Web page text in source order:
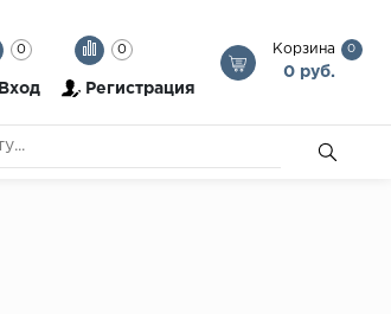
0 0
Вход Регистрация
Корзина 0
0 руб.